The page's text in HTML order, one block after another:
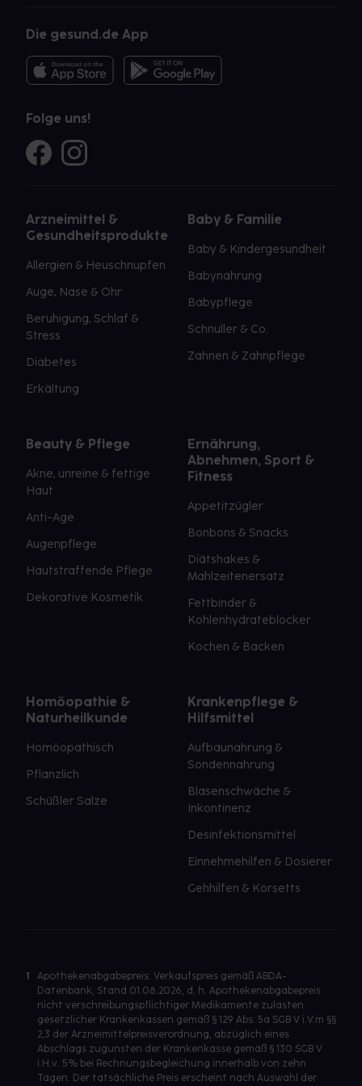
Die gesund.de App
Folge uns!
Arzneimittel &
Gesundheitsprodukte
Allergien & Heuschnupfen
Auge, Nase & Ohr
Beruhigung, Schlaf &
Stress
Diabetes
Erkältung
Baby & Familie
Baby & Kindergesundheit
Babynahrung
Babypflege
Schnuller & Co.
Zahnen & Zahnpflege
Beauty & Pflege
Akne, unreine & fettige
Haut
Anti-Age
Augenpflege
Hautstraffende Pflege
Dekorative Kosmetik
Ernährung,
Abnehmen, Sport &
Fitness
Appetitzügler
Bonbons & Snacks
Diätshakes &
Mahlzeitenersatz
Fettbinder &
Kohlenhydrateblocker
Kochen & Backen
Homöopathie &
Naturheilkunde
Homöopathisch
Pflanzlich
Schüßler Salze
Krankenpflege &
Hilfsmittel
Aufbaunahrung &
Sondennahrung
Blasenschwäche &
Inkontinenz
Desinfektionsmittel
Einnehmehilfen & Dosierer
Gehhilfen & Korsetts
1
Apothekenabgabepreis: Verkaufspreis gemäß ABDA-
Datenbank, Stand 01.08.2026, d. h. Apothekenabgabepreis
nicht verschreibungspflichtiger Medikamente zulasten
gesetzlicher Krankenkassen gemäß § 129 Abs. 5a SGB V i.V.m §§
2,3 der Arzneimittelpreisverordnung, abzüglich eines
Abschlags zugunsten der Krankenkasse gemäß § 130 SGB V
i.H.v. 5% bei Rechnungsbegleichung innerhalb von zehn
Tagen. Der tatsächliche Preis erscheint nach Auswahl der